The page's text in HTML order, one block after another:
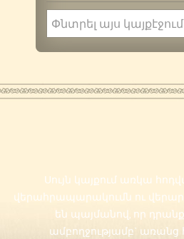
Սույն կայքում առկա
վերահրապարակումն ու
են պայմանով, որ
ամբողջությամբ` առանց